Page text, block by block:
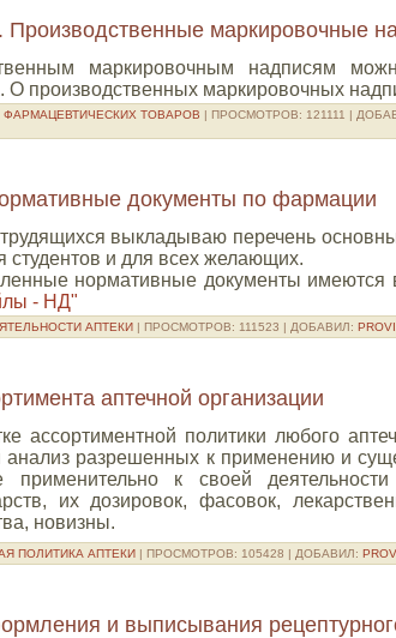
Производственные маркировочные
маркировочным надписям
О производственных маркировочных
ТОВАРОВ | ПРОСМОТРОВ: 121111 |
документы по фармации
выкладываю перечень
и для всех желающих.
нормативные документы имеются
- НД"
АПТЕКИ | ПРОСМОТРОВ: 111523 | ДОБАВИЛ:
аптечной организации
ассортиментной политики лю­бого
анализ разрешенных к применению и
приме­нительно к своей
их дозировок, фасовок,
новизны.
ПОЛИТИКА АПТЕКИ | ПРОСМОТРОВ: 105428 | ДОБАВИЛ:
и выписывания